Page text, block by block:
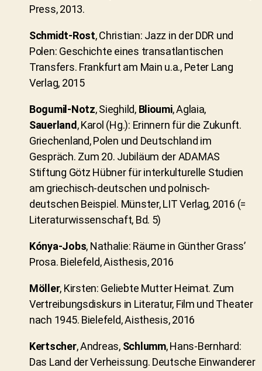
Press, 2013.
Schmidt-Rost, Christian: Jazz in der DDR und
Polen: Geschichte eines transatlantischen
Transfers. Frankfurt am Main u.a., Peter Lang
Verlag, 2015
Bogumil-Notz, Sieghild, Blioumi, Aglaia,
Sauerland , Karol (Hg.): Erinnern für die Zukunft.
Griechenland, Polen und Deutschland im
Gespräch. Zum 20. Jubiläum der ADAMAS
Stiftung Götz Hübner für interkulturelle Studien
am griechisch-deutschen und polnisch-
deutschen Beispiel. Münster, LIT Verlag, 2016 (=
Literaturwissenschaft, Bd. 5)
Kónya-Jobs, Nathalie: Räume in Günther Grass’
Prosa. Bielefeld, Aisthesis, 2016
Möller, Kirsten: Geliebte Mutter Heimat. Zum
Vertreibungsdiskurs in Literatur, Film und Theater
nach 1945. Bielefeld, Aisthesis, 2016
Kertscher, Andreas, Schlumm, Hans-Bernhard:
Das Land der Verheissung. Deutsche Einwanderer